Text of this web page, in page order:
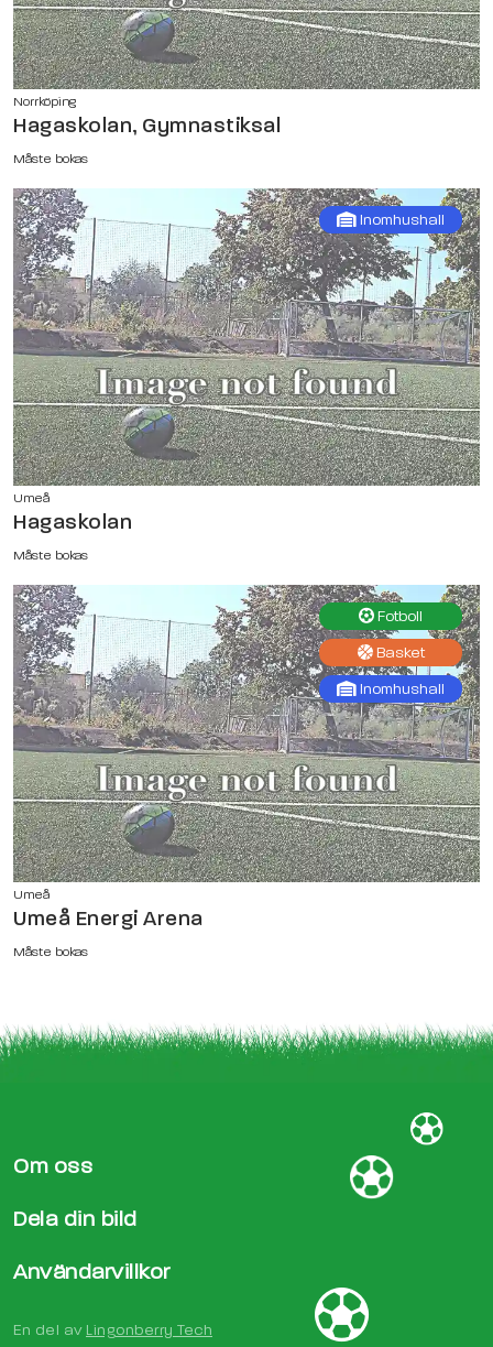
Norrköping
Hagaskolan, Gymnastiksal
Måste bokas
Inomhushall
Umeå
Hagaskolan
Måste bokas
Fotboll
Basket
Inomhushall
Umeå
Umeå Energi Arena
Måste bokas
Om oss
Dela din bild
Användarvillkor
En del av Lingonberry Tech